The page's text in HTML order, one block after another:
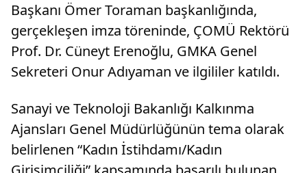
Başkanı Ömer Toraman başkanlığında,
gerçekleşen imza töreninde, ÇOMÜ Rektörü
Prof. Dr. Cüneyt Erenoğlu, GMKA Genel
Sekreteri Onur Adıyaman ve ilgililer katıldı.
Sanayi ve Teknoloji Bakanlığı Kalkınma
Ajansları Genel Müdürlüğünün tema olarak
belirlenen “Kadın İstihdamı/Kadın